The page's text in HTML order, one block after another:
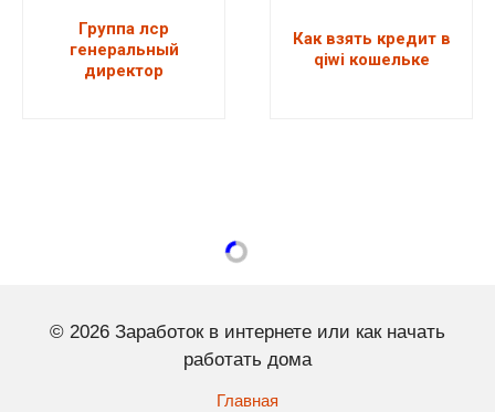
Группа лср
генеральный
директор
Как взять кредит в
qiwi кошельке
© 2026 Заработок в интернете или как начать
работать дома
Главная